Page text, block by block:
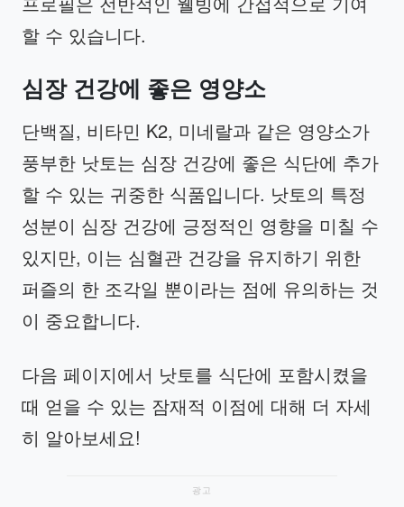
할 수 있습니다.
심장 건강에 좋은 영양소
단백질, 비타민 K2, 미네랄과 같은 영양소가
풍부한 낫토는 심장 건강에 좋은 식단에 추가
할 수 있는 귀중한 식품입니다. 낫토의 특정
성분이 심장 건강에 긍정적인 영향을 미칠 수
있지만, 이는 심혈관 건강을 유지하기 위한
퍼즐의 한 조각일 뿐이라는 점에 유의하는 것
이 중요합니다.
다음 페이지에서 낫토를 식단에 포함시켰을
때 얻을 수 있는 잠재적 이점에 대해 더 자세
히 알아보세요!
광고